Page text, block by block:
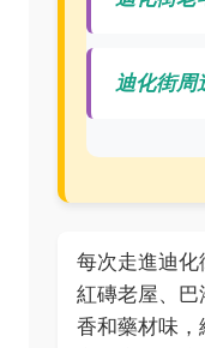
迪化街周
每次走進迪
紅磚老屋、
香和藥材味